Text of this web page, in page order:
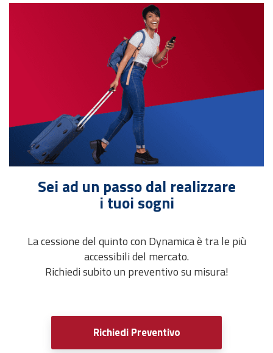
Sei ad un passo dal realizzare
i tuoi sogni
La cessione del quinto con Dynamica è tra le più
accessibili del mercato.
Richiedi subito un preventivo su misura!
Richiedi Preventivo